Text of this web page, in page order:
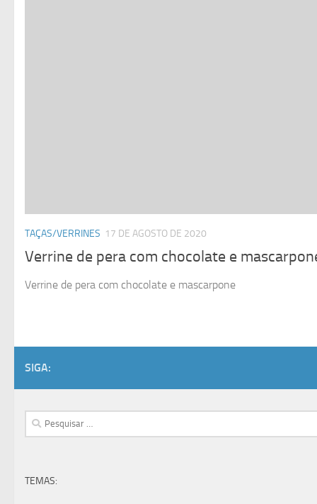
TAÇAS/VERRINES 17 DE AGOSTO DE 2020
Verrine de pera com chocolate e
Verrine de pera com chocolate e mascarpone
SIGA:
Pesquisar
por:
TEMAS: